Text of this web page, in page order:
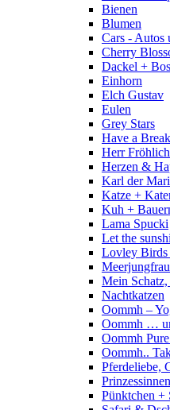
Bienen
Blumen
Cars - Autos
Cherry
Dackel +
Einhorn
Elch Gustav
Eulen
Grey Stars
Have a Break
Herr
Herzen &
Karl der
Katze +
Kuh +
Lama Spucki
Let the
Lovley Birds
Meerjungfrau
Mein
Nachtkatzen
Oommh –
Oommh …
Oommh
Oommh..
Pferdeliebe,
Pünktchen +